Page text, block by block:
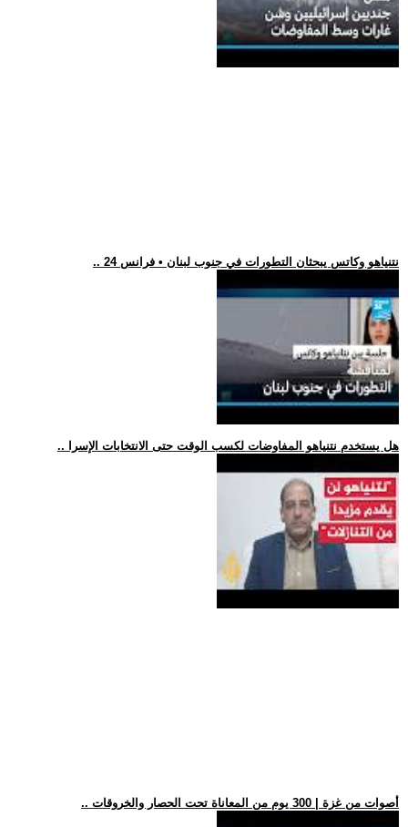
.. نتنياهو وكاتس يبحثان التطورات في جنوب لبنان • فرانس 24
.. هل يستخدم نتنياهو المفاوضات لكسب الوقت حتى الانتخابات الإسرا
.. أصوات من غزة | 300 يوم من المعاناة تحت الحصار والخروقات